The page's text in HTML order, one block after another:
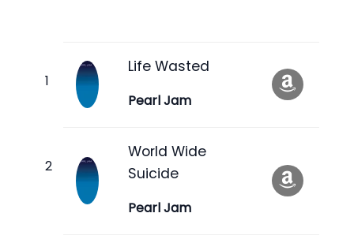
Life Wasted
Pearl Jam
World Wide
Suicide
Pearl Jam